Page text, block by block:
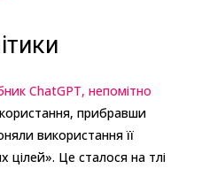
ChatGPT, непомітно
прибравши
використання її
цілей». Це сталося на тлі